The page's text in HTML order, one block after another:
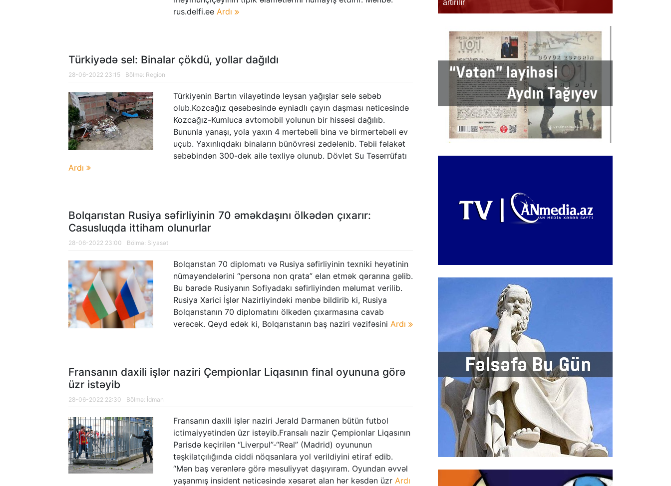
rus.delfi.ee Ardı
Türkiyədə sel: Binalar çökdü, yollar dağıldı
28-06-2022 23:15 Bölmə: Region
Türkiyənin Bartın vilayətində leysan yağışlar selə səbəb
olub.Kozcağız qəsəbəsində eyniadlı çayın daşması nəticəsində
Kozcağız-Kumluca avtomobil yolunun bir hissəsi dağılıb.
Bununla yanaşı, yola yaxın 4 mərtəbəli bina və birmərtəbəli ev
uçub. Yaxınlıqdakı binaların bünövrəsi zədələnib. Təbii fəlakət
səbəbindən 300-dək ailə təxliyə olunub. Dövlət Su Təsərrüfatı
Ardı
Bolqarıstan Rusiya səfirliyinin 70 əməkdaşını ölkədən çıxarır:
Casusluqda ittiham olunurlar
28-06-2022 23:00 Bölmə: Siyasət
Bolqarıstan 70 diplomatı və Rusiya səfirliyinin texniki heyətinin
nümayəndələrini “persona non qrata” elan etmək qərarına gəlib.
Bu barədə Rusiyanın Sofiyadakı səfirliyindən məlumat verilib.
Rusiya Xarici İşlər Nazirliyindəki mənbə bildirib ki, Rusiya
Bolqarıstanın 70 diplomatını ölkədən çıxarmasına cavab
verəcək. Qeyd edək ki, Bolqarıstanın baş naziri vəzifəsini Ardı
Fransanın daxili işlər naziri Çempionlar Liqasının final oyununa görə
üzr istəyib
28-06-2022 22:30 Bölmə: İdman
Fransanın daxili işlər naziri Jerald Darmanen bütün futbol
ictimaiyyətindən üzr istəyib.Fransalı nazir Çempionlar Liqasının
Parisdə keçirilən “Liverpul”-“Real” (Madrid) oyununun
təşkilatçılığında ciddi nöqsanlara yol verildiyini etiraf edib.
“Mən baş verənlərə görə məsuliyyət daşıyıram. Oyundan əvvəl
yaşanmış insident nəticəsində xəsarət alan hər kəsdən üzr Ardı
kəşfiyyatçıların ailə üzvləri Şuşaya səfər edib
artırılır